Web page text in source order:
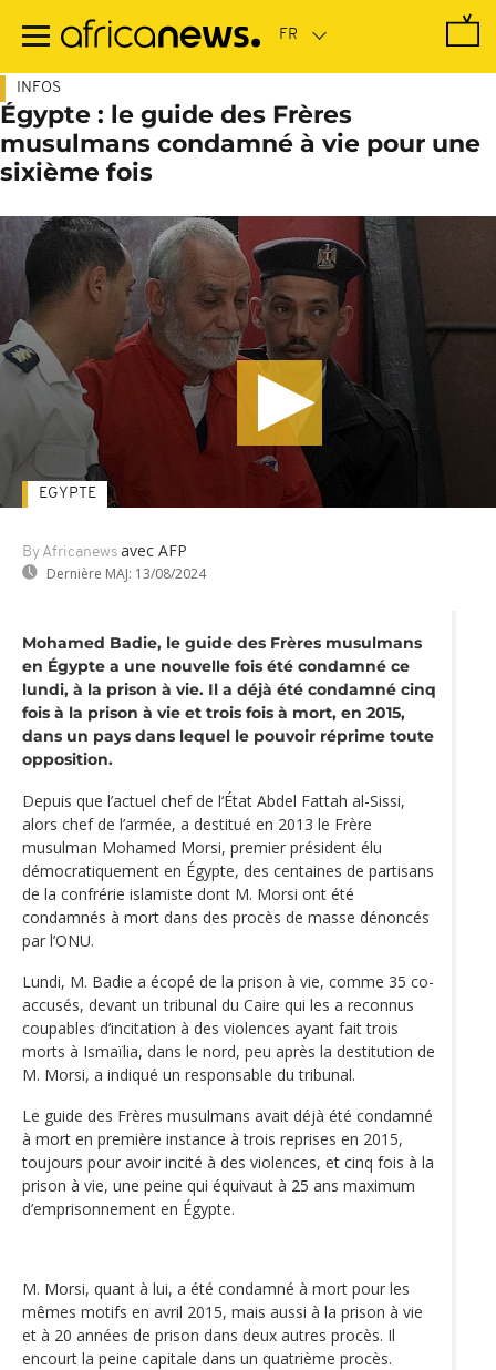
contenu
INFOS
Égypte : le guide des Frères
musulmans condamné à vie pour une
sixième fois
By Africanews avec AFP
Dernière MAJ: 13/08/2024
EGYPTE
Mohamed Badie, le guide des Frères musulmans
en Égypte a une nouvelle fois été condamné ce
lundi, à la prison à vie. Il a déjà été condamné cinq
fois à la prison à vie et trois fois à mort, en 2015,
dans un pays dans lequel le pouvoir réprime toute
opposition.
Depuis que l’actuel chef de l‘État Abdel Fattah al-Sissi,
alors chef de l’armée, a destitué en 2013 le Frère
musulman Mohamed Morsi, premier président élu
démocratiquement en Égypte, des centaines de partisans
de la confrérie islamiste dont M. Morsi ont été
condamnés à mort dans des procès de masse dénoncés
par l’ONU.
Lundi, M. Badie a écopé de la prison à vie, comme 35 co-
accusés, devant un tribunal du Caire qui les a reconnus
coupables d’incitation à des violences ayant fait trois
morts à Ismaïlia, dans le nord, peu après la destitution de
M. Morsi, a indiqué un responsable du tribunal.
Le guide des Frères musulmans avait déjà été condamné
à mort en première instance à trois reprises en 2015,
toujours pour avoir incité à des violences, et cinq fois à la
prison à vie, une peine qui équivaut à 25 ans maximum
d’emprisonnement en Égypte.
M. Morsi, quant à lui, a été condamné à mort pour les
mêmes motifs en avril 2015, mais aussi à la prison à vie
et à 20 années de prison dans deux autres procès. Il
encourt la peine capitale dans un quatrième procès.